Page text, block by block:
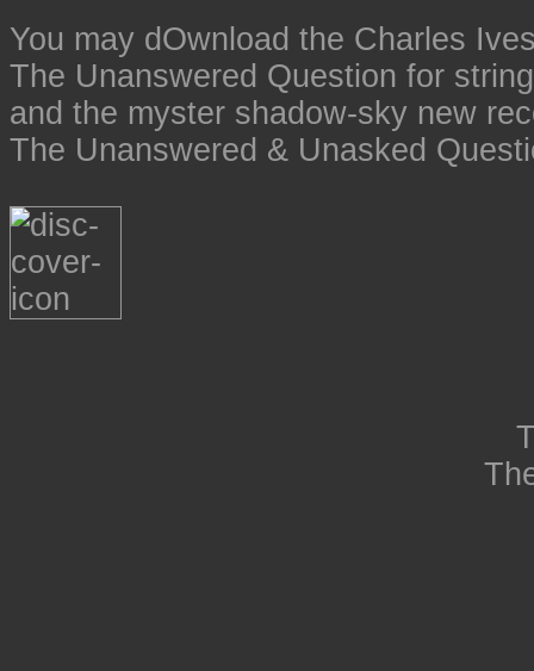
You may dOwnload the Charles
The Unanswered Question for
and the myster shadow-sky new
The Unanswered & Unasked